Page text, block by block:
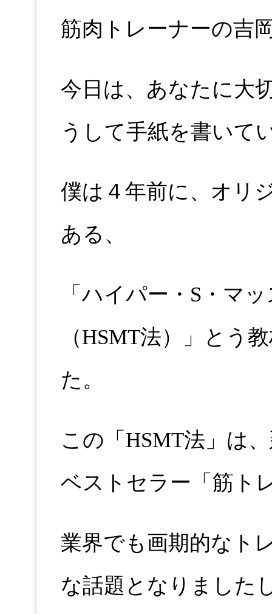
筋肉トレーナーの吉
今日は、あなたに大
うして手紙を書いて
僕は４年前に、オリ
ある、
「ハイパー・S・マ
（HSMT法）」とう
た。
この「HSMT法」は
ベストセラー「筋ト
業界でも画期的なト
な話題となりました